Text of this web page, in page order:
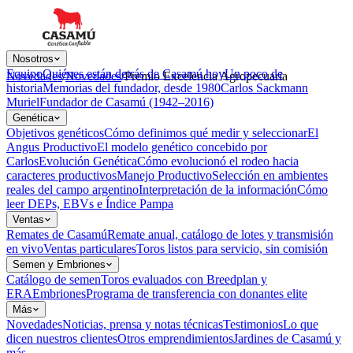
Nosotros
EquipoQuiénes están detrás de Casamú hoyUn poco de
historiaMemorias del fundador, desde 1980Carlos Sackmann
MurielFundador de Casamú (1942–2016)
Genética
Objetivos genéticosCómo definimos qué medir y seleccionarEl
Angus ProductivoEl modelo genético concebido por
CarlosEvolución GenéticaCómo evolucionó el rodeo hacia
caracteres productivosManejo ProductivoSelección en ambientes
reales del campo argentinoInterpretación de la informaciónCómo
leer DEPs, EBVs e Índice Pampa
Ventas
Remates de CasamúRemate anual, catálogo de lotes y transmisión
en vivoVentas particularesToros listos para servicio, sin comisión
Semen y Embriones
Catálogo de semenToros evaluados con Breedplan y
ERAEmbrionesPrograma de transferencia con donantes elite
Más
NovedadesNoticias, prensa y notas técnicasTestimoniosLo que
dicen nuestros clientesOtros emprendimientosJardines de Casamú y
Novedades/Novedades/Premio Excelencia Agropecuaria
mejor Cabaña